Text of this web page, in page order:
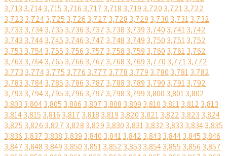
3,713 3,7143,715 3,716 3,717 3,718 3,719 3,720 3,7213,722
3,723 3,7243,725 3,726 3,727 3,728 3,729 3,730 3,7313,732
3,733 3,7343,735 3,736 3,737 3,738 3,739 3,740 3,7413,742
3,743 3,7443,745 3,746 3,747 3,748 3,749 3,750 3,7513,752
3,753 3,7543,755 3,756 3,757 3,758 3,759 3,760 3,7613,762
3,763 3,7643,765 3,766 3,767 3,768 3,769 3,770 3,7713,772
3,773 3,7743,775 3,776 3,777 3,778 3,779 3,780 3,7813,782
3,783 3,7843,785 3,786 3,787 3,788 3,789 3,790 3,7913,792
3,793 3,7943,795 3,796 3,797 3,798 3,799 3,800 3,8013,802
3,803 3,8043,805 3,806 3,807 3,808 3,809 3,810 3,8113,812 3,813
3,8143,815 3,816 3,817 3,818 3,819 3,820 3,8213,822 3,823 3,824
3,825 3,826 3,827 3,828 3,829 3,830 3,8313,832 3,833 3,8343,835
3,836 3,837 3,838 3,839 3,840 3,8413,842 3,843 3,8443,845 3,846
3,847 3,848 3,849 3,850 3,8513,852 3,853 3,8543,855 3,856 3,857